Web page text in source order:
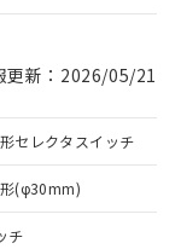
更新：2026/05/21
セレクタスイッチ
(φ30mm)
チ